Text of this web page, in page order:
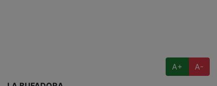
A+
A-